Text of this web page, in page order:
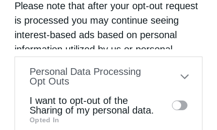
Please note that after your opt-out request
is processed you may continue seeing
interest-based ads based on personal
information utilized by us or personal
to your opt-out. You may separately opt-out
information by third parties on the IAB’s list
of downstream participants. This
Personal Data Processing
Opt Outs
I want to opt-out of the
Sharing of my personal data.
Opted In